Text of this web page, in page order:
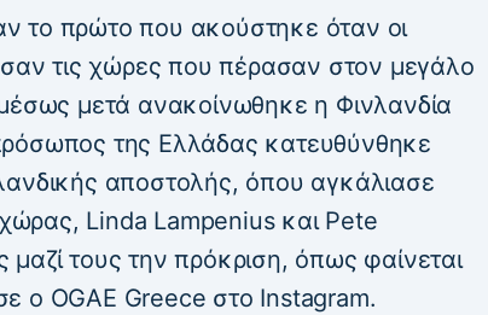
το πρώτο που ακούστηκε όταν οι
τις χώρες που πέρασαν στον μεγάλο
μετά ανακοίνωθηκε η Φινλανδία
της Ελλάδας κατευθύνθηκε
αποστολής, όπου αγκάλιασε
Linda Lampenius και Pete
μαζί τους την πρόκριση, όπως φαίνεται
ο OGAE Greece στο Instagram.